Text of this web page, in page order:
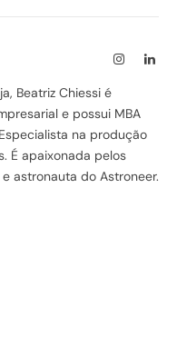
Instagram
Beatriz Chiessi é
e possui MBA
na produção
É apaixonada pelos
astronauta do Astroneer.